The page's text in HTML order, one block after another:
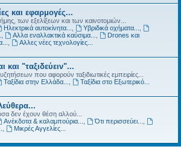
και εφαρμογές...
των εξελίξεων και των καινοτομιών...
Ηλεκτρικά αυτοκίνητα... Υβριδικά οχήματα...
Αλλα εναλλακτικά καύσιμα...
Drones και
Αλλες νέες τεχνολογίες...
και "ταξιδεύειν"...
που αφορούν ταξιδιωτικές εμπειρίες...
Ταξίδια στην Ελλάδα...
Ταξίδια στο Εξωτερικό...
δεν έχουν θέση αλλού...
Ανέκδοτα & καλαμπούρια... Ότι περισσεύει...
Μικρές Αγγελίες...